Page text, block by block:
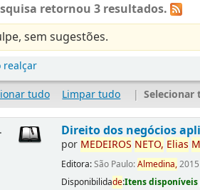
retornou 3 resultados.
sem sugestões.
realçar
tudo
Limpar tudo | Selecionar
Direito dos negócios
por MEDEIROS NETO, Elias
Editora:São Paulo:Almedina,2015
Disponibilidade:Itens